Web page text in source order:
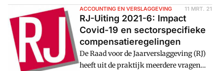
of niet terecht toepassen van het
continuu00efteitsbeginsel ('going
concern') en de toelichting daaromtrent
in de jaarrekening. De normen voor de
jaarrekening zijn op dit punt erg
beknopt, en dit vergt dus ook voor de
ACCOUNTING EN VERSLAGGEVING 11 MRT. 21
RJ-Uiting 2021-6: Impact
Covid-19 en sectorspecifieke
compensatieregelingen
De Raad voor de Jaarverslaggeving (RJ)
heeft uit de praktijk meerdere vragen